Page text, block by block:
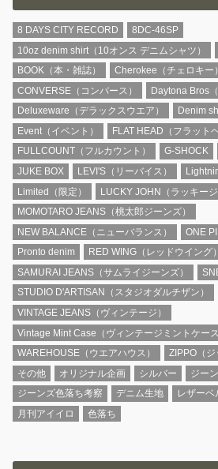
8 DAYS CITY RECORD
8DC-46SP
10oz denim shirt（10オンス デニムシャツ）
BOOK（本・雑誌）
Cherokee（チェロキー）
CONVERSE（コンバース）
Daytona Bros
Deluxeware（デラックスウエア）
Denim
Event（イベント）
FLAT HEAD（フラット
FULLCOUNT（フルカウント）
G-SHOCK
JUKE BOX
LEVI'S（リーバイス）
Limited（限定）
LUCKY JOHN（ラッキージ
MOMOTARO JEANS（桃太郎ジーンズ）
NEW BALANCE（ニューバランス）
ONE
Pronto denim
RED WING（レッドウイング）
SAMURAI JEANS（サムライジーンズ）
STUDIO D'ARTISAN（スタジオダルチザン）
VINTAGE JEANS（ヴィンテージ）
Vintage Mint Case（ヴィンテージミントケース
WAREHOUSE（ウエアハウス）
ZIPPO（ジ
その他
オリジナル企画 シルバー
ジー
ジーンズ色落ち考察
デニム生地 レザーベ
月刊アイイロ
色落ち